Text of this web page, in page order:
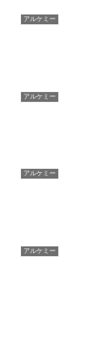
アルケミー
アルケミー
アルケミー
アルケミー